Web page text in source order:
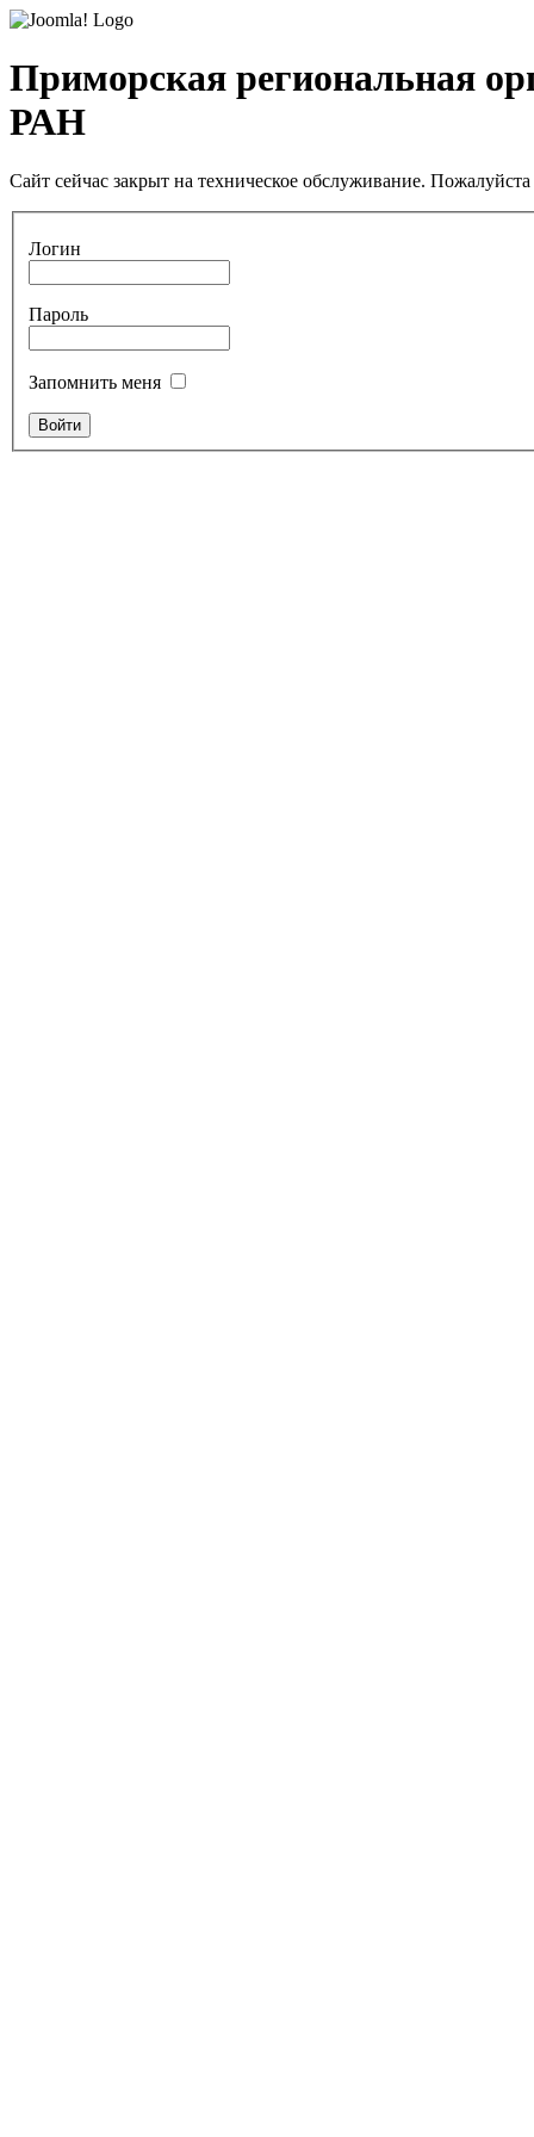
Приморская региональная
РАН
Сайт сейчас закрыт на техническое обслуживание.
Логин
Пароль
Запомнить меня